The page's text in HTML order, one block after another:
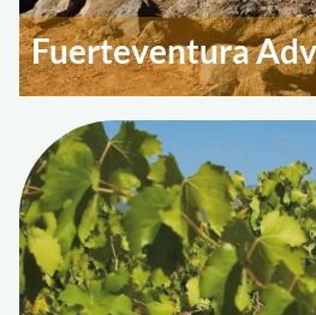
Fuerteventura